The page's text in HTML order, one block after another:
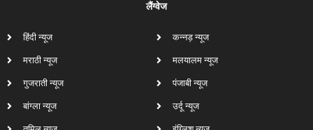
लैंग्वेज
हिंदी न्यूज
मराठी न्यूज
गुजराती न्यूज
बांग्ला न्यूज
कन्नड़ न्यूज
मलयालम न्यूज
पंजाबी न्यूज
उर्दू न्यूज